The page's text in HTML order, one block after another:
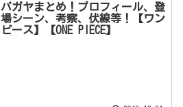
パガヤまとめ！プロフィール、登
場シーン、考察、伏線等！【ワン
ピース】【ONE PIECE】